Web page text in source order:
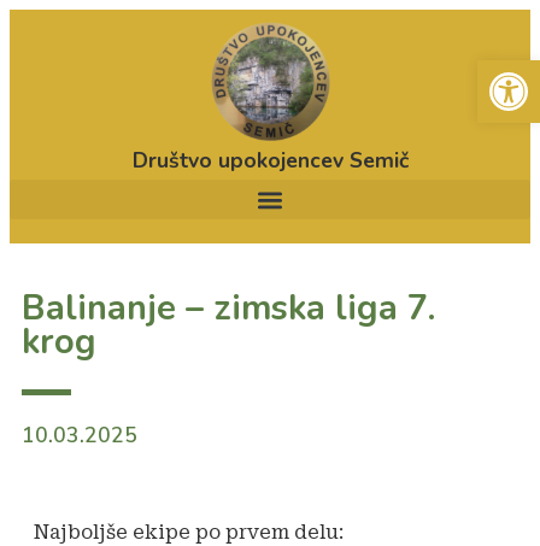
Društvo upokojencev Semič
Balinanje – zimska liga 7.
krog
10.03.2025
Najboljše ekipe po prvem delu: